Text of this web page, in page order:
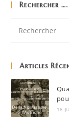
Rechercher ….
Articles
18